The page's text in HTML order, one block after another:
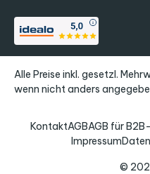
Alle Preise inkl. gesetzl.
wenn nicht anders
©
KontaktAGBAGB für
Impressum